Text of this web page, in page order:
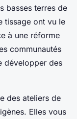
basses terres de
tissage ont vu le
à une réforme
communautés
développer des
des ateliers de
Elles vous